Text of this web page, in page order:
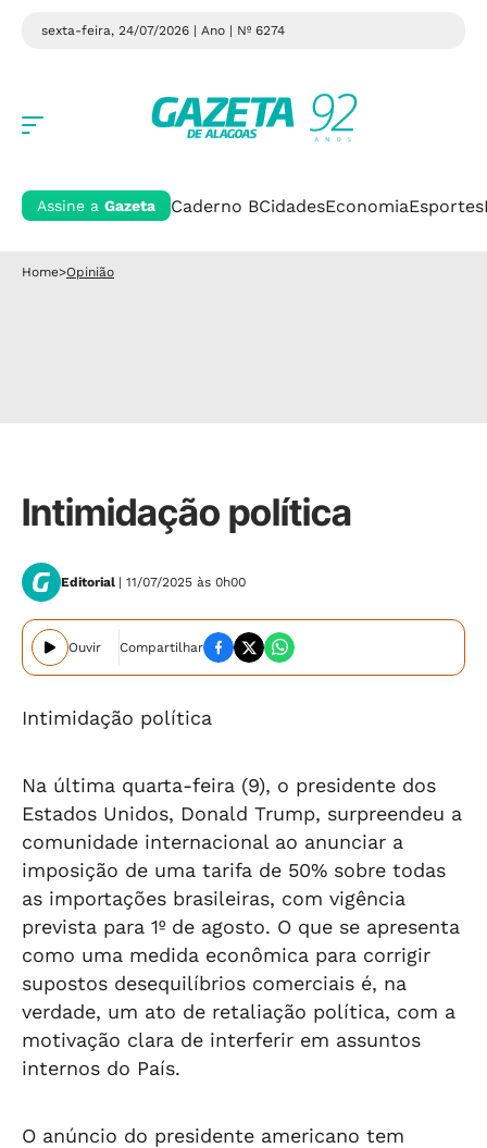
sexta-feira, 24/07/2026 | Ano | Nº 6274
Assine a Gazeta Caderno BCidadesEconomiaEsportes
Home>Opinião
Intimidação política
Editorial | 11/07/2025 às 0h00
Ouvir Compartilhar
Intimidação política
Na última quarta-feira (9), o presidente dos
Estados Unidos, Donald Trump, surpreendeu a
comunidade internacional ao anunciar a
imposição de uma tarifa de 50% sobre todas
as importações brasileiras, com vigência
prevista para 1º de agosto. O que se apresenta
como uma medida econômica para corrigir
supostos desequilíbrios comerciais é, na
verdade, um ato de retaliação política, com a
motivação clara de interferir em assuntos
internos do País.
O anúncio do presidente americano tem